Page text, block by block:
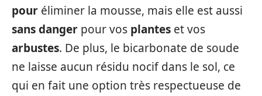
pour éliminer la mousse, mais elle est aussi
sans danger pour vos plantes et vos
arbustes. De plus, le bicarbonate de soude
ne laisse aucun résidu nocif dans le sol, ce
qui en fait une option très respectueuse de